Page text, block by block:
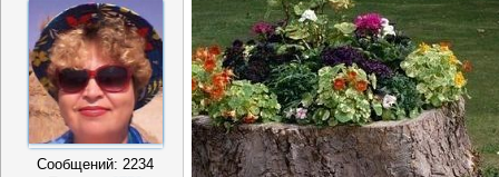
Сообщений: 2234